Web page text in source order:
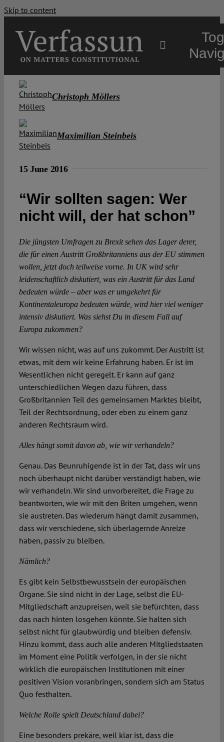
Skip to content
Authors
Christoph Möllers
Maximilian Steinbeis
15 June 2016
“Wir sollten sagen: Wer
nicht will, der hat schon”
Die jüngsten Umfragen zu Brexit sehen das Lager derer,
die für einen Austritt Großbritanniens aus der EU stimmen
wollen, jetzt doch teilweise vorne. In UK wird sehr
leidenschaftlich diskutiert, was ein Austritt für das Land
bedeuten würde – aber was er umgekehrt für
Kontinentaleuropa bedeuten würde, wird hier viel weniger
intensiv diskutiert. Was siehst Du in diesem Fall auf
Europa zukommen?
Wir wissen nicht, was auf uns zukommt. Der Austritt ist
etwas, mit dem wir keine Erfahrung haben. Er ist im
Wesentlichen nicht geregelt. Er kann auf ganz
unterschiedlichen Wegen dazu führen, dass
Großbritannien Teil des gemeinsamen Marktes bleibt,
Teil der Rechtsordnung, oder eben zu einem ganz
anderen Rechtsraum wird.
Alles hängt somit davon ab, wie wir verhandeln?
Genau. Das Beunruhigende ist in der Tat, dass wir uns
noch überhaupt nicht darüber verständigt haben, wie
wir verhandeln. Wir sind unvorbereitet, die Frage zu
beantworten, wie wir mit den Briten umgehen, wenn
sie austreten. Das wiederum hängt damit zusammen,
dass wir verschiedene, sich überlagernde Anreize
haben, passiv zu bleiben.
Nämlich?
Es gibt kein Selbstbewusstsein der europäischen
Organe. Sie sind nicht in der Lage, selbst die EU-
Mitgliedschaft anzupreisen, weil sie befürchten, dass
das nach hinten losgehen könnte. Sie halten sich
selbst nicht für glaubwürdig und bleiben defensiv.
Hinzu kommt, dass auch alle anderen Mitgliedstaaten
im Moment eine Politik verfolgen, in der sie nicht
wirklich die europäischen Institutionen mit einer
positiven Vision voranbringen, sondern sich am Status
Quo festhalten.
Welche Rolle spielt Deutschland dabei?
Eine besonders prekäre, weil klar ist, dass die